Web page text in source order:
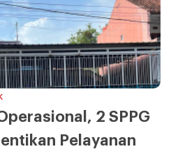
2 SPPG
Pelayanan